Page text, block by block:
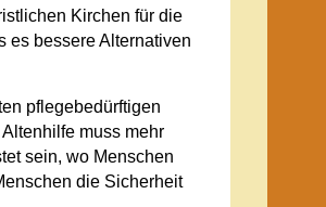
Kirchen für die
es bessere Alternativen
pflegebedürftigen
muss mehr
sein, wo Menschen
die Sicherheit